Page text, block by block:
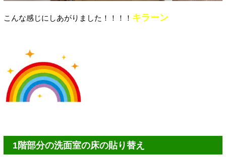
こんな感じにしあがりました！！！！ キラーン
1階部分の洗面室の床の貼り替え